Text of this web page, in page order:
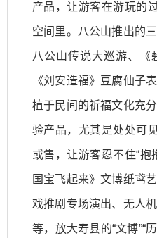
产品，让游客在游玩的
空间里。八公山推出的
八公山传说大巡游、《
《刘安造福》豆腐仙子
植于民间的祈福文化充
验产品，尤其是处处可
或售，让游客忍不住“抱
国宝飞起来》文博纸鸢
戏推剧专场演出、无人
等，放大寿县的“文博”“